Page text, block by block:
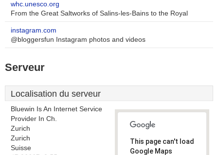
whc.unesco.org
From the Great Saltworks of Salins-les-Bains to the Royal
instagram.com
@bloggersfun Instagram photos and videos
Serveur
Localisation du serveur
Bluewin Is An Internet Service
Provider In Ch.
Zurich
Zurich
Suisse
This page can't load
Google Maps